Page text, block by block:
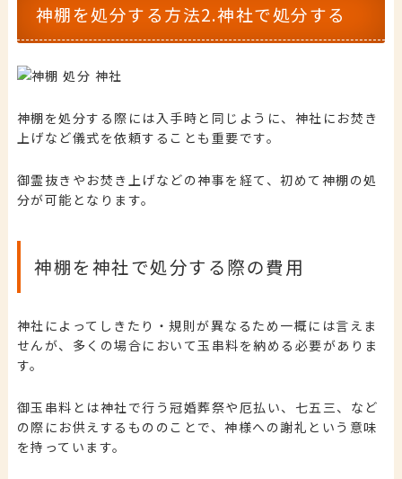
神棚を処分する方法2.神社で処分する
神棚を処分する際には入手時と同じように、神社にお焚き
上げなど儀式を依頼することも重要です。
御霊抜きやお焚き上げなどの神事を経て、初めて神棚の処
分が可能となります。
神棚を神社で処分する際の費用
神社によってしきたり・規則が異なるため一概には言えま
せんが、多くの場合において玉串料を納める必要がありま
す。
御玉串料とは神社で行う冠婚葬祭や厄払い、七五三、など
の際にお供えするもののことで、神様への謝礼という意味
を持っています。